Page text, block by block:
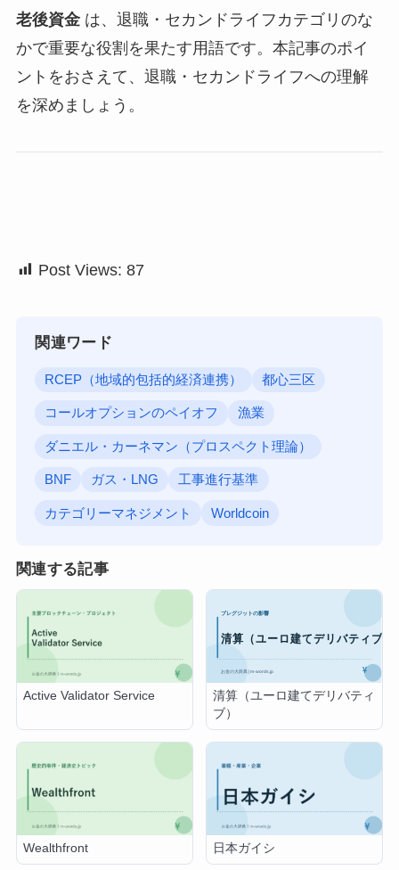
老後資金は、退職・セカンドライフカテゴリのな
かで重要な役割を果たす用語です。本記事のポイ
ントをおさえて、退職・セカンドライフへの理解
を深めましょう。
Post Views: 87
関連ワード
RCEP（地域的包括的経済連携） 都心三区
コールオプションのペイオフ 漁業
ダニエル・カーネマン（プロスペクト理論）
BNF ガス・LNG 工事進行基準
カテゴリーマネジメント Worldcoin
関連する記事
Active Validator Service
清算（ユーロ建てデリバティ
ブ）
Wealthfront 日本ガイシ